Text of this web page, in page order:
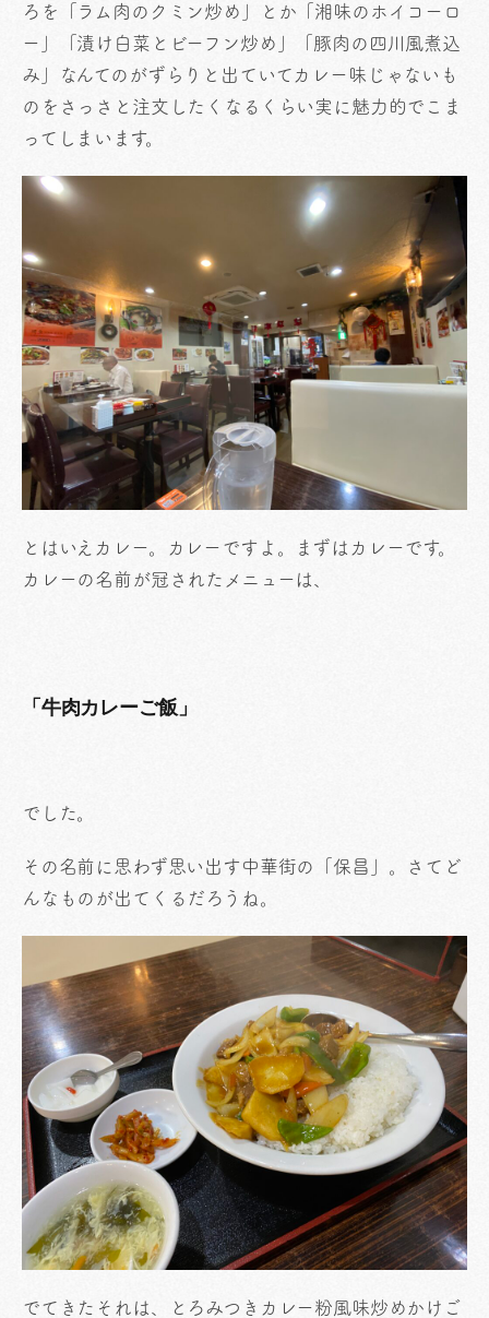
ろを「ラム肉のクミン炒め」とか「湘味のホイコーロ
ー」「漬け白菜とビーフン炒め」「豚肉の四川風煮込
み」なんてのがずらりと出ていてカレー味じゃないも
のをさっさと注文したくなるくらい実に魅力的でこま
ってしまいます。
とはいえカレー。カレーですよ。まずはカレーです。
カレーの名前が冠されたメニューは、
「牛肉カレーご飯」
でした。
その名前に思わず思い出す中華街の「保昌」。さてど
んなものが出てくるだろうね。
でてきたそれは、とろみつきカレー粉風味炒めかけご